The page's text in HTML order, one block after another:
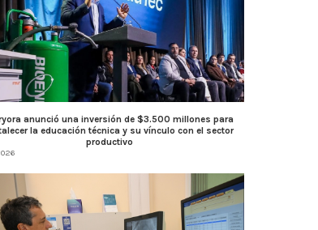
anunció una inversión de $3.500 millones para
la educación técnica y su vínculo con el sector
productivo